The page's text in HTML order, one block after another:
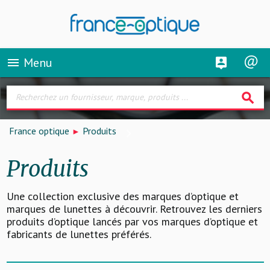
menu Menu
search
France optique Produits
Produits
Une collection exclusive des marques d’optique et
marques de lunettes à découvrir. Retrouvez les derniers
produits d’optique lancés par vos marques d’optique et
fabricants de lunettes préférés.